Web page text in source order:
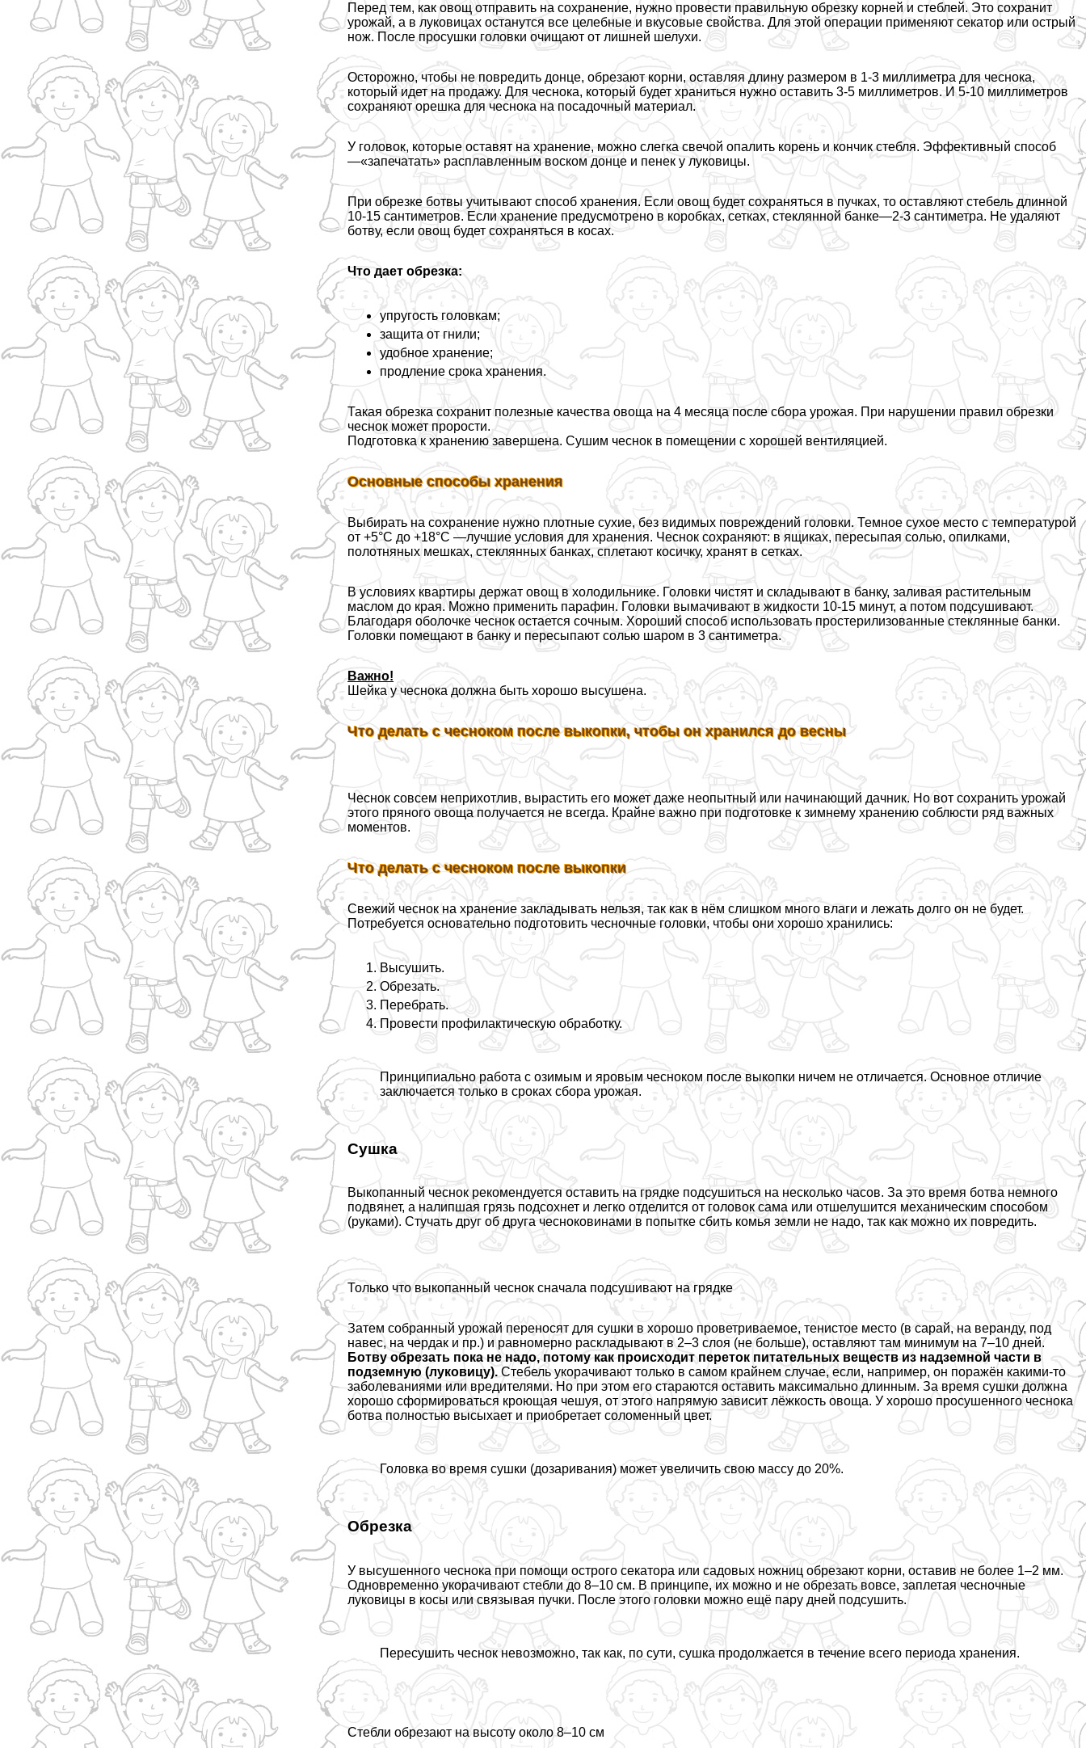
Перед тем, как овощ отправить на сохранение, нужно провести правильную обрезку корней и стeблей. Это сохранит
урожай, а в луковицах останутся все целебные и вкусовые свойства. Для этой операции применяют секатор или острый
нож. После просушки головки очищают от лишней шелухи.
Осторожно, чтобы не повредить донце, обрезают корни, оставляя длину размером в 1-3 миллиметра для чеснока,
который идет на продажу. Для чеснока, который будет храниться нужно оставить 3-5 миллиметров. И 5-10 миллиметров
сохраняют орешка для чеснока на посадочный материал.
У головок, которые оставят на хранение, можно слегка свечой опалить корень и кончик стeбля. Эффективный способ
—«запечатать» расплавленным воском донце и пенек у луковицы.
При обрезке ботвы учитывают способ хранения. Если овощ будет сохраняться в пучках, то оставляют стебель длинной
10-15 сантиметров. Если хранение предусмотрено в коробках, сетках, стеклянной банке—2-3 сантиметра. Не удаляют
ботву, если овощ будет сохраняться в косах.
Что дает обрезка:
упругость головкам;
защита от гнили;
удобное хранение;
продление срока хранения.
Такая обрезка сохранит полезные качества овоща на 4 месяца после сбора урожая. При нарушении правил обрезки
чеснок может прорости.
Подготовка к хранению завершена. Сушим чеснок в помещении с хорошей вентиляцией.
Основные способы хранения
Выбирать на сохранение нужно плотные сухие, без видимых повреждений головки. Темное сухое место с температурой
от +5°C до +18°C —лучшие условия для хранения. Чеснок сохраняют: в ящиках, пересыпая солью, опилками,
полотняных мешках, стеклянных банках, сплетают косичку, хранят в сетках.
В условиях квартиры держат овощ в холодильнике. Головки чистят и складывают в банку, заливая растительным
маслом до края. Можно применить парафин. Головки вымачивают в жидкости 10-15 минут, а потом подсушивают.
Благодаря оболочке чеснок остается сочным. Хороший способ использовать простерилизованные стеклянные банки.
Головки помещают в банку и пересыпают солью шаром в 3 сантиметра.
Важно!
Шейка у чеснока должна быть хорошо высушена.
Что делать с чесноком после выкопки, чтобы он хранился до весны
Чеснок совсем неприхотлив, вырастить его может даже неопытный или начинающий дачник. Но вот сохранить урожай
этого пряного овоща получается не всегда. Крайне важно при подготовке к зимнему хранению соблюсти ряд важных
моментов.
Что делать с чесноком после выкопки
Свежий чеснок на хранение закладывать нельзя, так как в нём слишком много влаги и лежать долго он не будет.
Потребуется основательно подготовить чесночные головки, чтобы они хорошо хранились:
Высушить.
Обрезать.
Перебрать.
Провести профилактическую обработку.
Принципиально работа с озимым и яровым чесноком после выкопки ничем не отличается. Основное отличие
заключается только в сроках сбора урожая.
Сушка
Выкопанный чеснок рекомендуется оставить на грядке подсушиться на несколько часов. За это время ботва немного
подвянет, а налипшая грязь подсохнет и легко отделится от головок сама или отшелушится механическим способом
(руками). Стучать друг об друга чесноковинами в попытке сбить комья земли не надо, так как можно их повредить.
Только что выкопанный чеснок сначала подсушивают на грядке
Затем собранный урожай переносят для сушки в хорошо проветриваемое, тенистое место (в сарай, на веранду, под
навес, на чердак и пр.) и равномерно раскладывают в 2–3 слоя (не больше), оставляют там минимум на 7–10 дней.
Ботву обрезать пока не надо, потому как происходит переток питательных веществ из надземной части в
подземную (луковицу). Стебель укорачивают только в самом крайнем случае, если, например, он поражён какими-то
заболеваниями или вредителями. Но при этом его стараются оставить максимально длинным. За время сушки должна
хорошо сформироваться кроющая чешуя, от этого напрямую зависит лёжкость овоща. У хорошо просушенного чеснока
ботва полностью высыхает и приобретает соломенный цвет.
Головка во время сушки (дозаривания) может увеличить свою массу до 20%.
Обрезка
У высушенного чеснока при помощи острого секатора или садовых ножниц обрезают корни, оставив не более 1–2 мм.
Одновременно укорачивают стeбли до 8–10 см. В принципе, их можно и не обрезать вовсе, заплетая чесночные
луковицы в косы или связывая пучки. После этого головки можно ещё пару дней подсушить.
Пересушить чеснок невозможно, так как, по сути, сушка продолжается в течение всего периода хранения.
Стeбли обрезают на высоту около 8–10 см